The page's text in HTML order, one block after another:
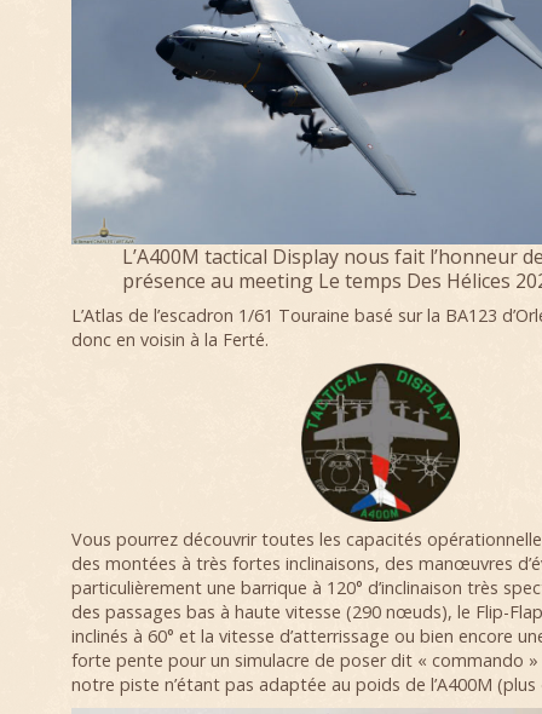
L’A400M tactical Display nous fait l’honneur
présence au meeting Le temps Des Hélices
L’Atlas de l’escadron 1/61 Touraine basé sur la BA123
donc en voisin à la Ferté.
Vous pourrez découvrir toutes les capacités
des montées à très fortes inclinaisons, des manœuvres
particulièrement une barrique à 120° d’inclinaison très
des passages bas à haute vitesse (290 nœuds), le Flip-
inclinés à 60° et la vitesse d’atterrissage ou bien encore
forte pente pour un simulacre de poser dit « commando »
notre piste n’étant pas adaptée au poids de l’A400M